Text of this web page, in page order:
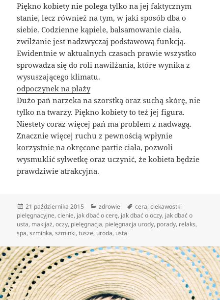
Piękno kobiety nie polega tylko na jej faktycznym
stanie, lecz również na tym, w jaki sposób dba o
siebie. Codzienne kąpiele, balsamowanie ciała,
zwilżanie jest nadzwyczaj podstawową funkcją.
Ewidentnie w aktualnych czasach prawie wszystko
sprowadza się do roli nawilżania, które wynika z
wysuszającego klimatu.
odpoczynek na plaży
Dużo pań narzeka na szorstką oraz suchą skórę, nie
tylko na twarzy. Piękno kobiety to też jej figura.
Niestety coraz więcej pań ma problem z nadwagą.
Znacznie więcej ruchu z pewnością wpłynie
korzystnie na okręcone partie ciała, pozwoli
wysmuklić sylwetkę oraz uczynić, że kobieta będzie
prawdziwie atrakcyjna.
Data
publikacji
21 października 2015 Kategorie
zdrowie Tagi
cera,ciekawostki
pielęgnacyjne,cienie, jak dbać o cerę, jak dbać o oczy, jak dbać o
usta, makijaż,oczy, pielęgnacja, pielęgnacja urody, porady, relaks,
spa,szminka,szminki,tusze, uroda, usta